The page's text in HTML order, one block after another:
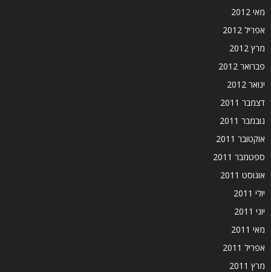
מאי 2012
אפריל 2012
מרץ 2012
פברואר 2012
ינואר 2012
דצמבר 2011
נובמבר 2011
אוקטובר 2011
ספטמבר 2011
אוגוסט 2011
יולי 2011
יוני 2011
מאי 2011
אפריל 2011
מרץ 2011